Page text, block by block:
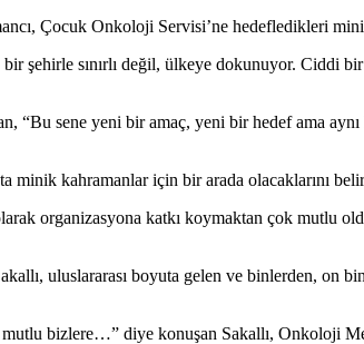
Çocuk Onkoloji Servisi’ne hedefledikleri
sınırlı değil, ülkeye dokunuyor. Ciddi
sene yeni bir amaç, yeni bir hedef ama aynı
kahramanlar için bir arada olacaklarını
organizasyona katkı koymaktan çok mutlu
uluslararası boyuta gelen ve binlerden, on
bizlere…” diye konuşan Sakallı, Onkoloji